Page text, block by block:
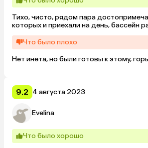
Тихо, чисто, рядом пара
которых и приехали на день, бассейн
Что было плохо
Нет инета, но были готовы к этому,
9.2 4 августа 2023
Evelina
Что было хорошо